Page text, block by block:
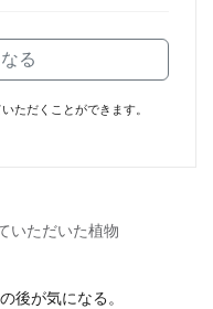
る
ただくことができます。
いただいた植物
後が気になる。